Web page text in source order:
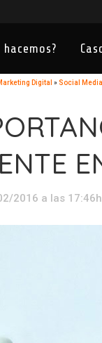
hacemos?
Digital »Social Media
2016 a las 17:46h